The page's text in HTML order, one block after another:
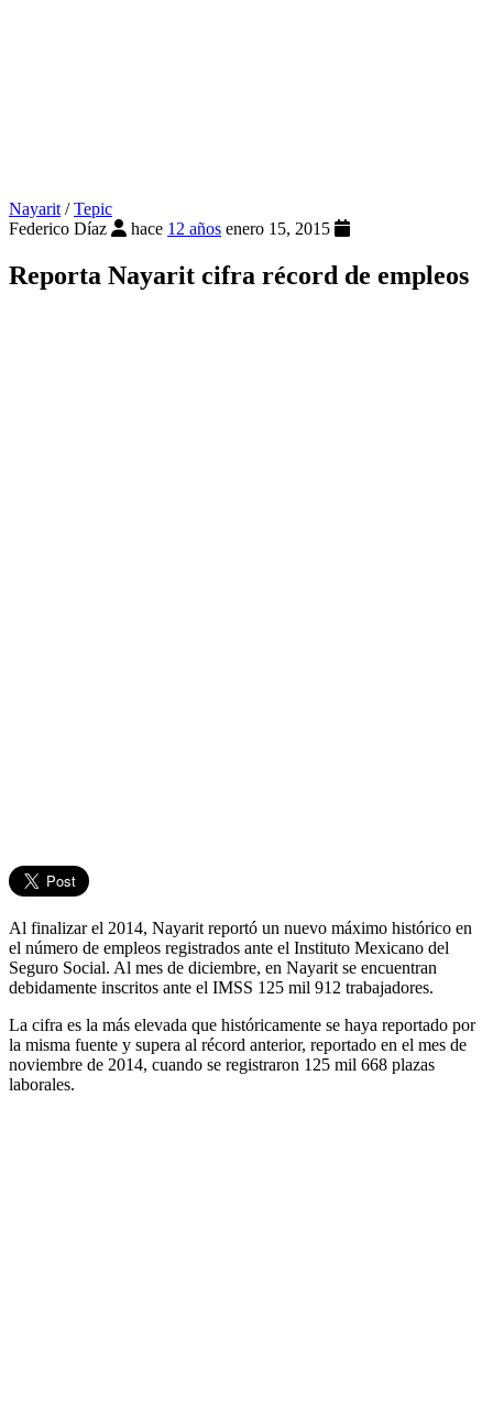
Nayarit/Tepic
Federico Díaz
hace 12 años enero 15, 2015
Reporta Nayarit cifra récord de empleos
Al finalizar el 2014, Nayarit reportó un nuevo máximo histórico en
el número de empleos registrados ante el Instituto Mexicano del
Seguro Social. Al mes de diciembre, en Nayarit se encuentran
debidamente inscritos ante el IMSS 125 mil 912 trabajadores.
La cifra es la más elevada que históricamente se haya reportado por
la misma fuente y supera al récord anterior, reportado en el mes de
noviembre de 2014, cuando se registraron 125 mil 668 plazas
laborales.